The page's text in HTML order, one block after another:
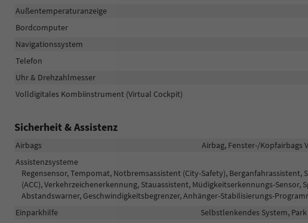
Außentemperaturanzeige
Bordcomputer
Navigationssystem
Telefon
Uhr & Drehzahlmesser
Volldigitales Kombiinstrument (Virtual Cockpit)
Sicherheit & Assistenz
Airbags
Airbag, Fenster-/Kopfairbags
Assistenzsysteme
Regensensor, Tempomat, Notbremsassistent (City-Safety),
(ACC), Verkehrzeichenerkennung, Stauassistent, Müdigkeitserkennungs-
Abstandswarner, Geschwindigkeitsbegrenzer, Anhänger-Stabilisierungs-
Einparkhilfe
Selbstlenkendes System,